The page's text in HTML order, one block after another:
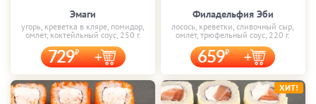
Эмаги
угорь, креветка в кляре, помидор,
омлет, коктейльный соус, 250 г.
729
Филадельфия Эби
лосось, креветки, сливочный сыр,
омлет, трюфельный соус, 220 г.
659
ХИТ!